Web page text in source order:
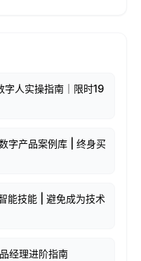
人实操指南｜限时19
字产品案例库 | 终身买
能技能 | 避免成为技术
经理进阶指南